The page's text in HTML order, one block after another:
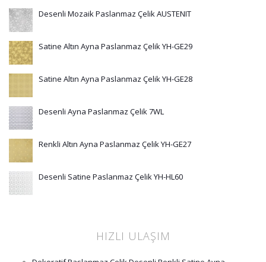
Desenli Mozaik Paslanmaz Çelik AUSTENIT
Satine Altın Ayna Paslanmaz Çelik YH-GE29
Satine Altın Ayna Paslanmaz Çelik YH-GE28
Desenli Ayna Paslanmaz Çelik 7WL
Renkli Altın Ayna Paslanmaz Çelik YH-GE27
Desenli Satine Paslanmaz Çelik YH-HL60
HIZLI ULAŞIM